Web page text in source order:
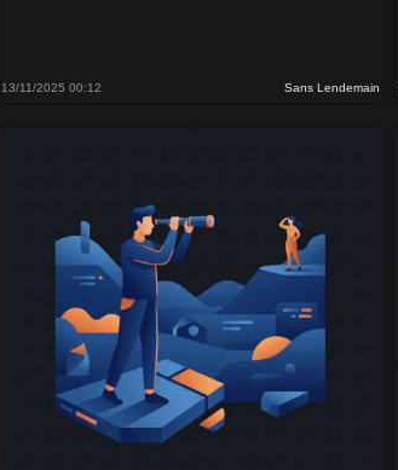
13/11/2025 00:12 Sans Lendemain